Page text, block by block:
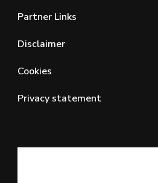
Partner Links
Disclaimer
Cookies
Privacy statement